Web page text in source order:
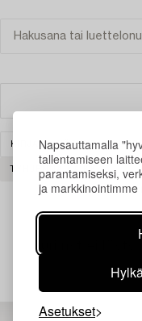
Napsauttamalla
tallentamiseen
parantamiseksi,
ja
Asetukset
KIRJAT &
TYHJENNÄ KAIKKI
Juuri nyt ei